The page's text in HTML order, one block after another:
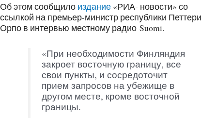
Об этом сообщило издание «РИА- новости» со
ссылкой на премьер-министр республики Петтери
Орпо в интервью местному радио Suomi.
«При необходимости Финляндия
закроет восточную границу, все
свои пункты, и сосредоточит
прием запросов на убежище в
другом месте, кроме восточной
границы.